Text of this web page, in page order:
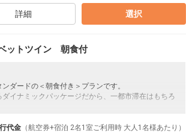
詳細 選択
ベットツイン 朝食付
ダードの＜朝食付き＞プランです。
イナミックパッケージだから、一都市滞在はもちろ
が50%貯まります。
代金 （航空券+宿泊 2名1室ご利用時 大人1名様あたり）